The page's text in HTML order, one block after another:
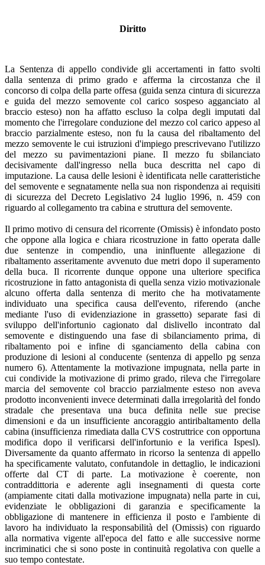
Diritto
La Sentenza di appello condivide gli accertamenti in fatto svolti
dalla sentenza di primo grado e afferma la circostanza che il
concorso di colpa della parte offesa (guida senza cintura di sicurezza
e guida del mezzo semovente col carico sospeso agganciato al
braccio esteso) non ha affatto escluso la colpa degli imputati dal
momento che l'irregolare conduzione del mezzo col carico appeso al
braccio parzialmente esteso, non fu la causa del ribaltamento del
mezzo semovente le cui istruzioni d'impiego prescrivevano l'utilizzo
del mezzo su pavimentazioni piane. Il mezzo fu sbilanciato
decisivamente dall'ingresso nella buca descritta nel capo di
imputazione. La causa delle lesioni è identificata nelle caratteristiche
del semovente e segnatamente nella sua non rispondenza ai requisiti
di sicurezza del Decreto Legislativo 24 luglio 1996, n. 459 con
riguardo al collegamento tra cabina e struttura del semovente.
Il primo motivo di censura del ricorrente (Omissis) è infondato posto
che oppone alla logica e chiara ricostruzione in fatto operata dalle
due sentenze in compendio, una ininfluente allegazione di
ribaltamento asseritamente avvenuto due metri dopo il superamento
della buca. Il ricorrente dunque oppone una ulteriore specifica
ricostruzione in fatto antagonista di quella senza vizio motivazionale
alcuno offerta dalla sentenza di merito che ha motivatamente
individuato una specifica causa dell'evento, riferendo (anche
mediante l'uso di evidenziazione in grassetto) separate fasi di
sviluppo dell'infortunio cagionato dal dislivello incontrato dal
semovente e distinguendo una fase di sbilanciamento prima, di
ribaltamento poi e infine di sganciamento della cabina con
produzione di lesioni al conducente (sentenza di appello pg senza
numero 6). Attentamente la motivazione impugnata, nella parte in
cui condivide la motivazione di primo grado, rileva che l'irregolare
marcia del semovente col braccio parzialmente esteso non aveva
prodotto inconvenienti invece determinati dalla irregolarità del fondo
stradale che presentava una buca definita nelle sue precise
dimensioni e da un insufficiente ancoraggio antiribaltamento della
cabina (insufficienza rimediata dalla CVS costruttrice con opportuna
modifica dopo il verificarsi dell'infortunio e la verifica Ispesl).
Diversamente da quanto affermato in ricorso la sentenza di appello
ha specificamente valutato, confutandole in dettaglio, le indicazioni
offerte dal CT di parte. La motivazione è coerente, non
contraddittoria e aderente agli insegnamenti di questa corte
(ampiamente citati dalla motivazione impugnata) nella parte in cui,
evidenziate le obbligazioni di garanzia e specificamente la
obbligazione di mantenere in efficienza il posto e l'ambiente di
lavoro ha individuato la responsabilità del (Omissis) con riguardo
alla normativa vigente all'epoca del fatto e alle successive norme
incriminatici che si sono poste in continuità regolativa con quelle a
suo tempo contestate.